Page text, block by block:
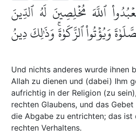
ٱللَّهَ مُخۡلِصِينَ لَهُ ٱلدِّينَ
وَيُؤۡتُواْ ٱلزَّكَوٰةَۚ وَذَٰلِكَ دِينُ
Und nichts anderes wurde ihnen
Allah zu dienen und (dabei) Ihm
aufrichtig in der Religion (zu
rechten Glaubens, und das
die Abgabe zu entrichten; das ist
rechten Verhaltens.